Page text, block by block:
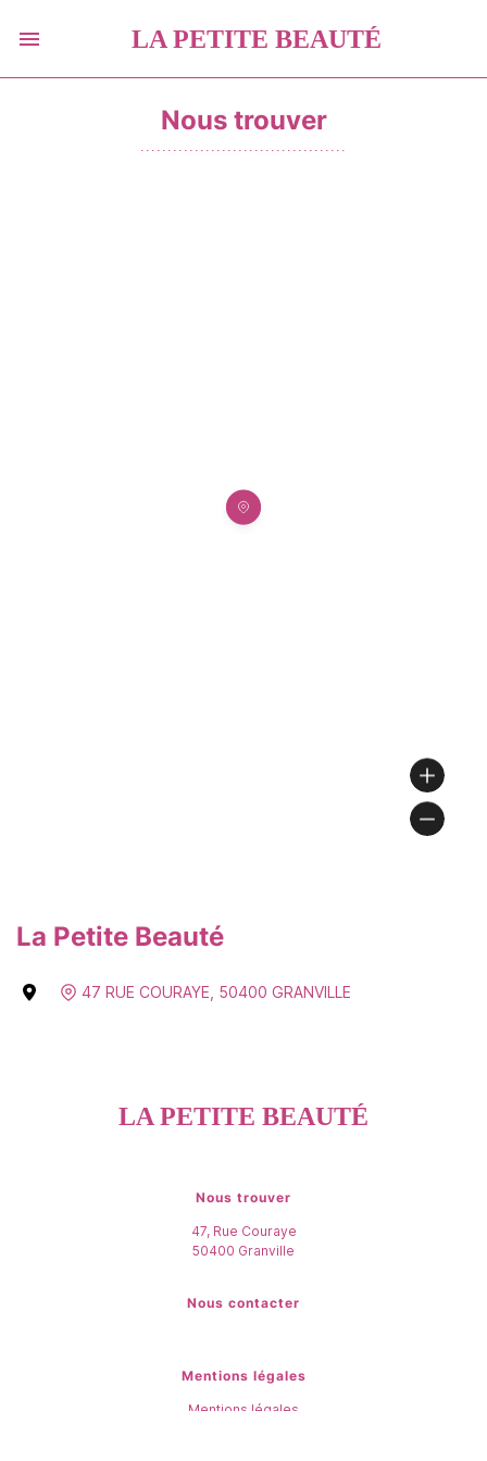
LA PETITE BEAUTÉ
Nous trouver
......................................
La Petite Beauté
47 RUE COURAYE 50400 GRANVILLE
LA PETITE BEAUTÉ
Nous trouver
47, Rue Couraye
50400 Granville
Nous contacter
Mentions légales
Mentions légales